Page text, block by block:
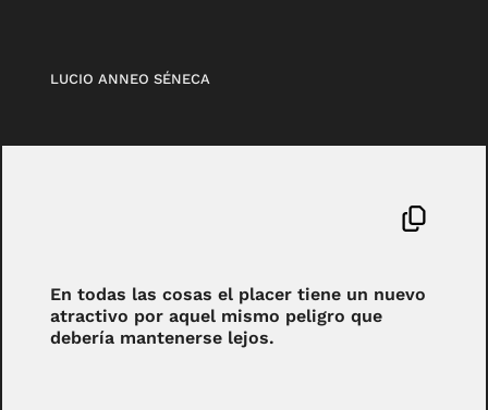
LUCIO ANNEO SÉNECA
En todas las cosas el placer tiene un nuevo
atractivo por aquel mismo peligro que
debería mantenerse lejos.